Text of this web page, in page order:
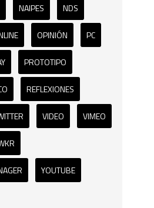
NAIPES NDS
OPINIÓN PC
PROTOTIPO
REFLEXIONES
VIDEO VIMEO
YOUTUBE